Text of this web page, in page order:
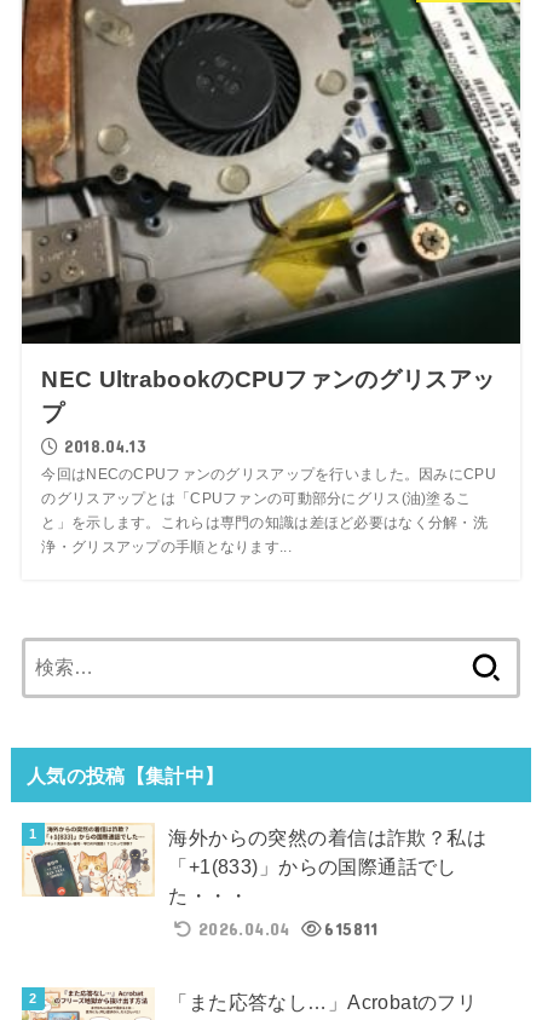
NEC UltrabookのCPUファンのグリスアッ
プ
2018.04.13
今回はNECのCPUファンのグリスアップを行いました。因みにCPU
のグリスアップとは「CPUファンの可動部分にグリス(油)塗るこ
と」を示します。これらは専門の知識は差ほど必要はなく分解・洗
浄・グリスアップの手順となります...
索:
人気の投稿【集計中】
海外からの突然の着信は詐欺？私は
「+1(833)」からの国際通話でし
た・・・
2026.04.04
615811
「また応答なし…」Acrobatのフリ